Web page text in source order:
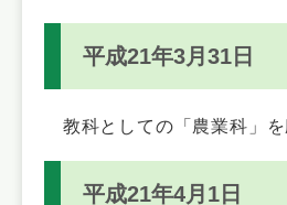
平成21年3月31日
教科としての「農業科」を
平成21年4月1日